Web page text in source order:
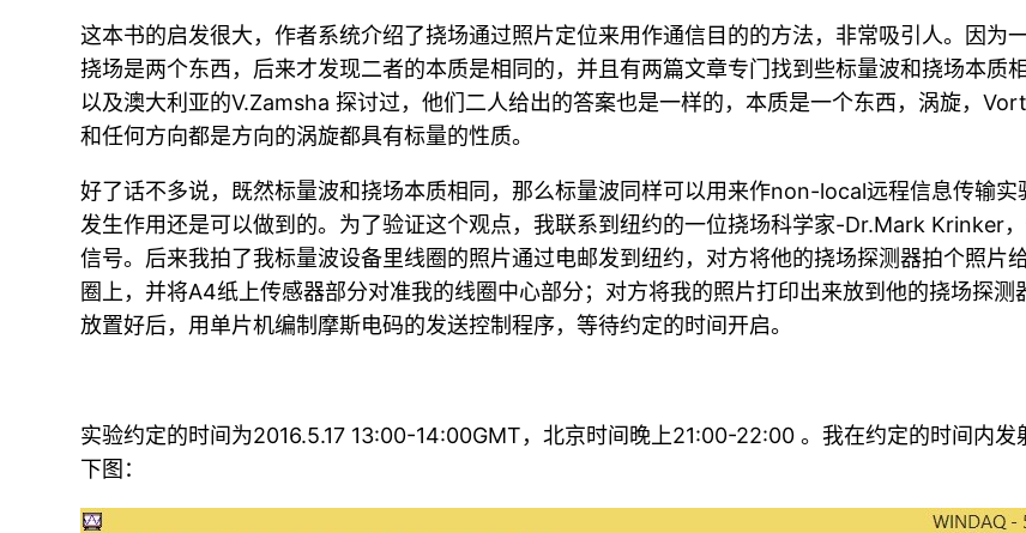
这本书的启发很大，作者系统介绍了挠场通过照片定位来用作通信目的的方法，非常吸引人。因为
挠场是两个东西，后来才发现二者的本质是相同的，并且有两篇文章专门找到些标量波和挠场本质
以及澳大利亚的V.Zamsha 探讨过，他们二人给出的答案也是一样的，本质是一个东西，涡旋，
和任何方向都是方向的涡旋都具有标量的性质。
好了话不多说，既然标量波和挠场本质相同，那么标量波同样可以用来作non-local远程信息传输
发生作用还是可以做到的。为了验证这个观点，我联系到纽约的一位挠场科学家-Dr.Mark Krinker
信号。后来我拍了我标量波设备里线圈的照片通过电邮发到纽约，对方将他的挠场探测器拍个照
圈上，并将A4纸上传感器部分对准我的线圈中心部分；对方将我的照片打印出来放到他的挠场探
放置好后，用单片机编制摩斯电码的发送控制程序，等待约定的时间开启。
实验约定的时间为2016.5.17 13:00-14:00GMT，北京时间晚上21:00-22:00 。我在约定的时间内
下图：